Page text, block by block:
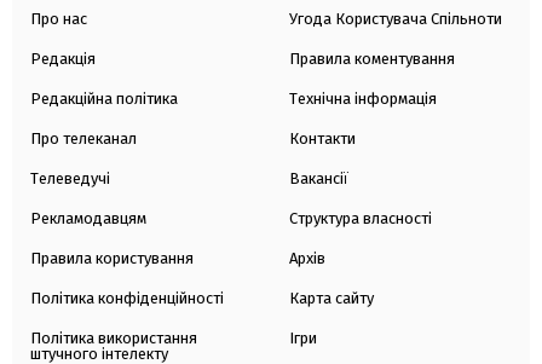
Про нас
Редакція
Редакційна політика
Про телеканал
Телеведучі
Рекламодавцям
Правила користування
Політика конфіденційності
Політика використання
штучного інтелекту
Угода Користувача Спільноти
Правила коментування
Технічна інформація
Контакти
Вакансії
Структура власності
Архів
Карта сайту
Ігри